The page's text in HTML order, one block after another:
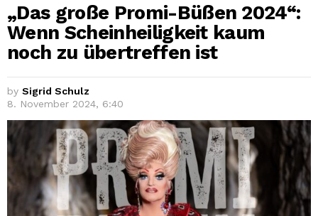
„Das große Promi-Büßen 2024“:
Wenn Scheinheiligkeit kaum
noch zu übertreffen ist
by Sigrid Schulz
8. November 2024, 6:40